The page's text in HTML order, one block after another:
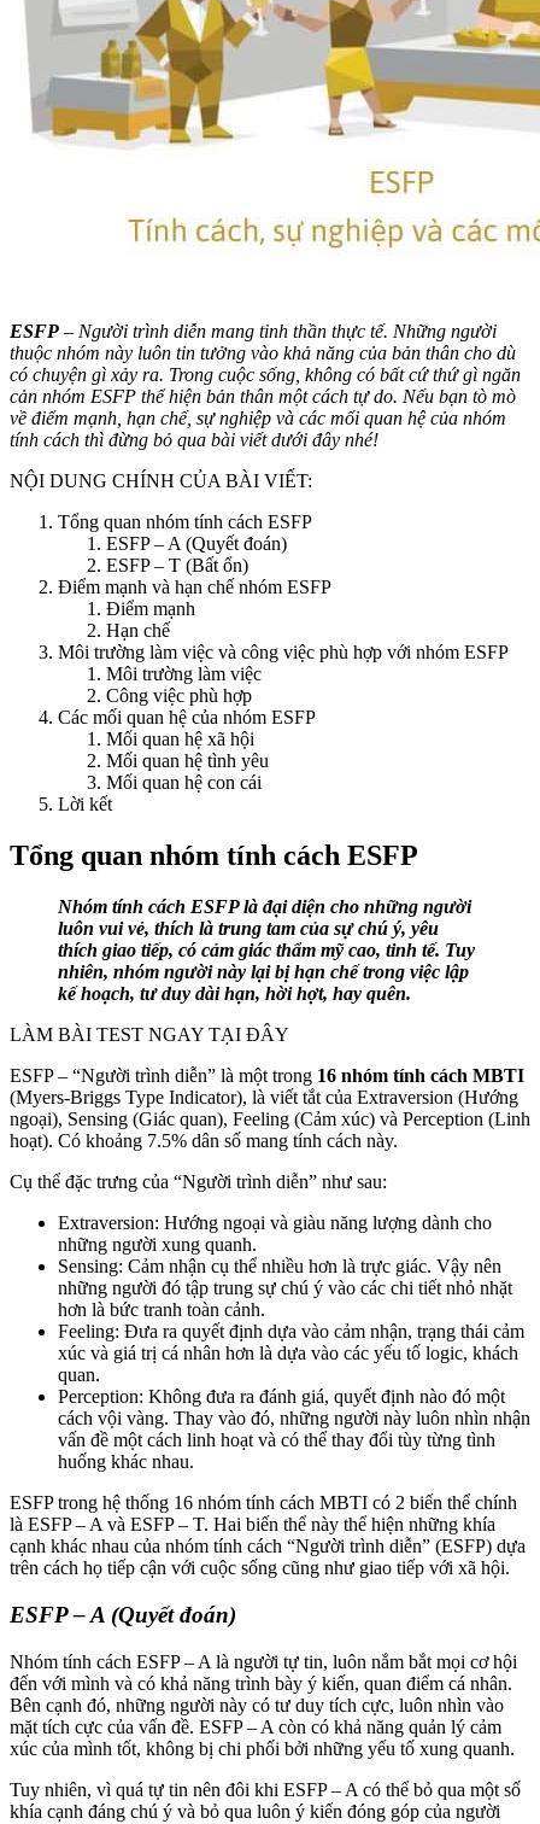
ESFP – Người trình diễn mang tinh thần thực tế. Những người
thuộc nhóm này luôn tin tưởng vào khả năng của bản thân cho dù
có chuyện gì xảy ra. Trong cuộc sống, không có bất cứ thứ gì ngăn
cản nhóm ESFP thể hiện bản thân một cách tự do. Nếu bạn tò mò
về điểm mạnh, hạn chế, sự nghiệp và các mối quan hệ của nhóm
tính cách thì đừng bỏ qua bài viết dưới đây nhé!
NỘI DUNG CHÍNH CỦA BÀI VIẾT:
Tổng quan nhóm tính cách ESFP
ESFP – A (Quyết đoán)
ESFP – T (Bất ổn)
Điểm mạnh và hạn chế nhóm ESFP
Điểm mạnh
Hạn chế
Môi trường làm việc và công việc phù hợp với nhóm ESFP
Môi trường làm việc
Công việc phù hợp
Các mối quan hệ của nhóm ESFP
Mối quan hệ xã hội
Mối quan hệ tình yêu
Mối quan hệ con cái
Lời kết
Tổng quan nhóm tính cách ESFP
Nhóm tính cách ESFP là đại diện cho những người
luôn vui vẻ, thích là trung tam của sự chú ý, yêu
thích giao tiếp, có cảm giác thẩm mỹ cao, tinh tế. Tuy
nhiên, nhóm người này lại bị hạn chế trong việc lập
kế hoạch, tư duy dài hạn, hời hợt, hay quên.
LÀM BÀI TEST NGAY TẠI ĐÂY
ESFP – “Người trình diễn” là một trong 16 nhóm tính cách MBTI
(Myers-Briggs Type Indicator), là viết tắt của Extraversion (Hướng
ngoại), Sensing (Giác quan), Feeling (Cảm xúc) và Perception (Linh
hoạt). Có khoảng 7.5% dân số mang tính cách này.
Cụ thể đặc trưng của “Người trình diễn” như sau:
Extraversion: Hướng ngoại và giàu năng lượng dành cho
những người xung quanh.
Sensing: Cảm nhận cụ thể nhiều hơn là trực giác. Vậy nên
những người đó tập trung sự chú ý vào các chi tiết nhỏ nhặt
hơn là bức tranh toàn cảnh.
Feeling: Đưa ra quyết định dựa vào cảm nhận, trạng thái cảm
xúc và giá trị cá nhân hơn là dựa vào các yếu tố logic, khách
quan.
Perception: Không đưa ra đánh giá, quyết định nào đó một
cách vội vàng. Thay vào đó, những người này luôn nhìn nhận
vấn đề một cách linh hoạt và có thể thay đổi tùy từng tình
huống khác nhau.
ESFP trong hệ thống 16 nhóm tính cách MBTI có 2 biến thể chính
là ESFP – A và ESFP – T. Hai biến thể này thể hiện những khía
cạnh khác nhau của nhóm tính cách “Người trình diễn” (ESFP) dựa
trên cách họ tiếp cận với cuộc sống cũng như giao tiếp với xã hội.
ESFP – A (Quyết đoán)
Nhóm tính cách ESFP – A là người tự tin, luôn nắm bắt mọi cơ hội
đến với mình và có khả năng trình bày ý kiến, quan điểm cá nhân.
Bên cạnh đó, những người này có tư duy tích cực, luôn nhìn vào
mặt tích cực của vấn đề. ESFP – A còn có khả năng quản lý cảm
xúc của mình tốt, không bị chi phối bởi những yếu tố xung quanh.
Tuy nhiên, vì quá tự tin nên đôi khi ESFP – A có thể bỏ qua một số
khía cạnh đáng chú ý và bỏ qua luôn ý kiến đóng góp của người